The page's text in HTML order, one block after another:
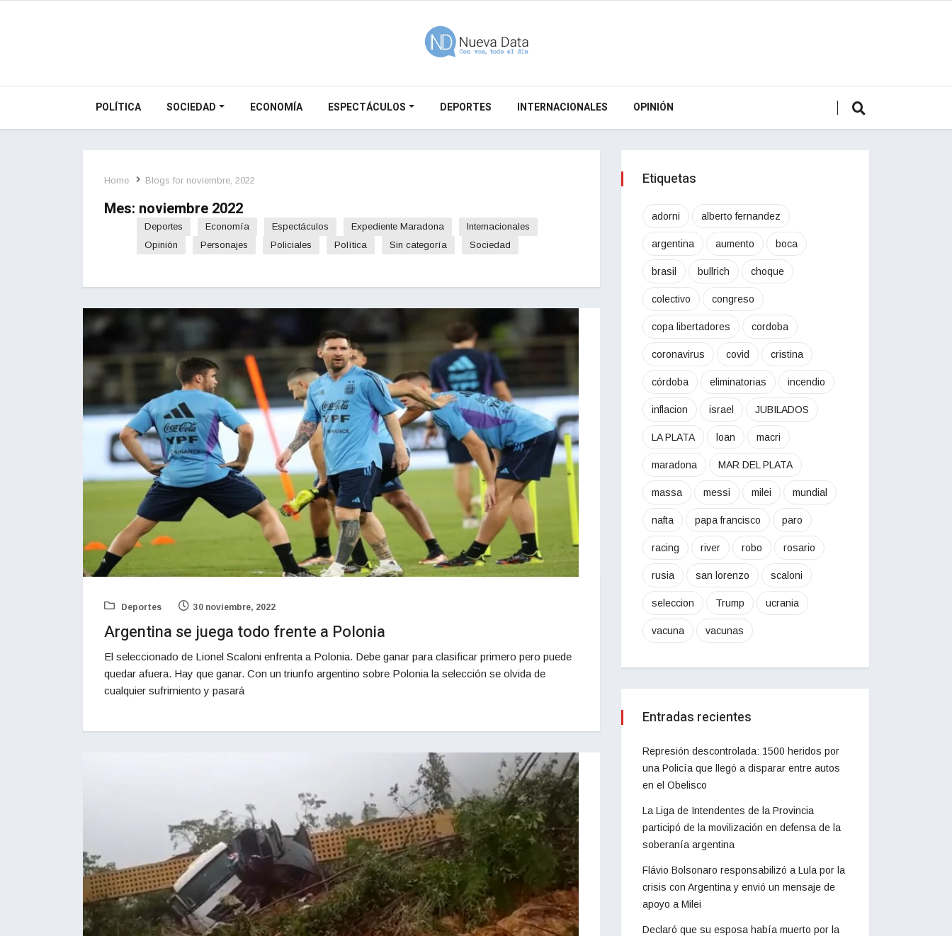
POLÍTICA SOCIEDAD ECONOMÍA ESPECTÁCULOS DEPORTES INTERNACIONALES OPINIÓN
Home Blogs for noviembre, 2022
Mes: noviembre 2022
Deportes Economía Espectáculos Expediente Maradona
Internacionales
Opinión
Personajes Policiales Política Sin categoría Sociedad
Deportes 30 noviembre, 2022
Argentina se juega todo frente a Polonia
El seleccionado de Lionel Scaloni enfrenta a Polonia. Debe ganar para clasificar primero pero puede
quedar afuera. Hay que ganar. Con un triunfo argentino sobre Polonia la selección se olvida de
cualquier sufrimiento y pasará
Etiquetas
adorni alberto fernandez
argentina aumento boca
brasil bullrich choque
colectivo congreso
copa libertadores cordoba
coronavirus covid cristina
córdoba eliminatorias incendio
inflacion israel JUBILADOS
LA PLATA loan macri
maradona MAR DEL PLATA
massa messi milei mundial
nafta papa francisco paro
racing river robo rosario
rusia san lorenzo scaloni
seleccion Trump ucrania
vacuna vacunas
Entradas recientes
Represión descontrolada: 1500 heridos por
una Policía que llegó a disparar entre autos
en el Obelisco
La Liga de Intendentes de la Provincia
participó de la movilización en defensa de la
soberanía argentina
Flávio Bolsonaro responsabilizó a Lula por la
crisis con Argentina y envió un mensaje de
apoyo a Milei
Declaró que su esposa había muerto por la